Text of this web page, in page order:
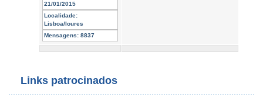
21/01/2015
Localidade:
Lisboa/loures
Mensagens: 8837
Links patrocinados